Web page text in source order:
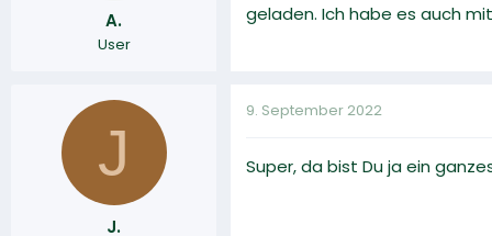
A.
User
geladen. Ich habe es auch
J
J.
9. September 2022
Super, da bist Du ja ein